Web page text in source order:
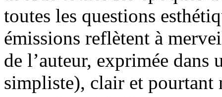
toutes les questions
émissions reflètent à
de l’auteur, exprimée
simpliste), clair et pourtant